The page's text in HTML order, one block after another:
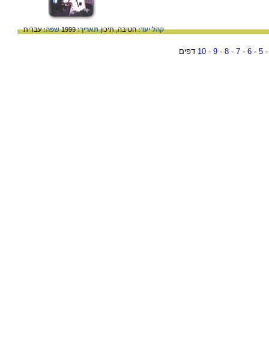
קהל יעד:חטיבה,תיכוןתאריך:1999 שפה:עברית
5
-
6
-
7
-
8
-
9
-
10 דפים